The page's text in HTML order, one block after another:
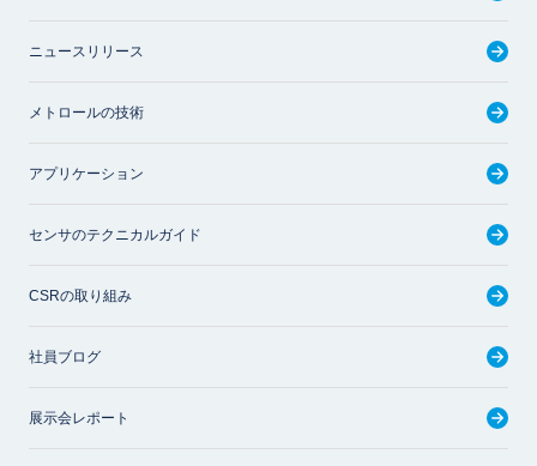
ニュースリリース
メトロールの技術
アプリケーション
センサのテクニカルガイド
CSRの取り組み
社員ブログ
展示会レポート